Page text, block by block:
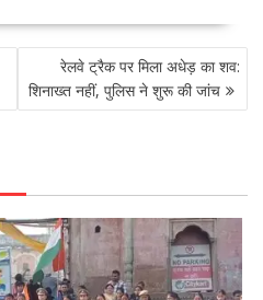
ar
रेलवे ट्रैक पर मिला अधेड़ का शव:
शिनाख्त नहीं, पुलिस ने शुरू की जांच